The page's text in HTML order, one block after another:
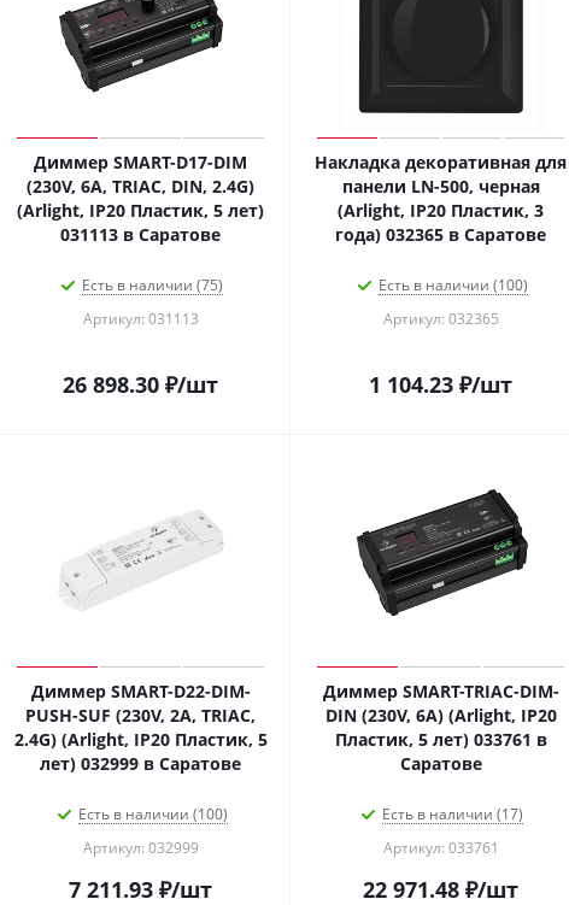
Диммер SMART-D17-DIM
(230V, 6A, TRIAC, DIN, 2.4G)
(Arlight, IP20 Пластик, 5 лет)
031113 в Саратове
Есть в наличии (75)
Артикул: 031113
26 898.30 ₽/шт
Накладка декоративная для
панели LN-500, черная
(Arlight, IP20 Пластик, 3
года) 032365 в Саратове
Есть в наличии (100)
Артикул: 032365
1 104.23 ₽/шт
Диммер SMART-D22-DIM-
PUSH-SUF (230V, 2A, TRIAC,
2.4G) (Arlight, IP20 Пластик, 5
лет) 032999 в Саратове
Есть в наличии (100)
Артикул: 032999
7 211.93 ₽/шт
Диммер SMART-TRIAC-DIM-
DIN (230V, 6A) (Arlight, IP20
Пластик, 5 лет) 033761 в
Саратове
Есть в наличии (17)
Артикул: 033761
22 971.48 ₽/шт